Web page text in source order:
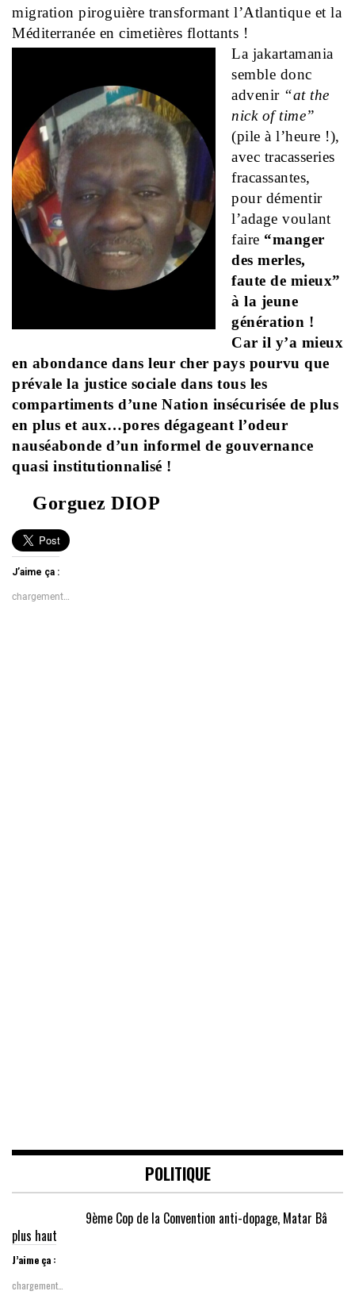
migration piroguière transformant l’Atlantique et la
Méditerranée en cimetières flottants !
La jakartamania
semble donc
advenir “at the
nick of time”
(pile à l’heure !),
avec tracasseries
fracassantes,
pour démentir
l’adage voulant
faire “manger
des merles,
faute de mieux”
à la jeune
génération !
Car il y’a mieux
en abondance dans leur cher pays pourvu que
prévale la justice sociale dans tous les
compartiments d’une Nation insécurisée de plus
en plus et aux…pores dégageant l’odeur
nauséabonde d’un informel de gouvernance
quasi institutionnalisé !
Gorguez DIOP
J’aime ça :
chargement…
POLITIQUE
9ème Cop de la Convention anti-dopage, Matar Bâ
plus haut
J’aime ça :
chargement…